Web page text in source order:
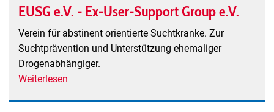
Eltern
und
dysfunktionaler
Familien
Schritte-
EUSG e.V. - Ex-User-Support Group e.V.
Verein für abstinent orientierte Suchtkranke. Zur
Suchtprävention und Unterstützung ehemaliger
Drogenabhängiger.
Weiterlesen